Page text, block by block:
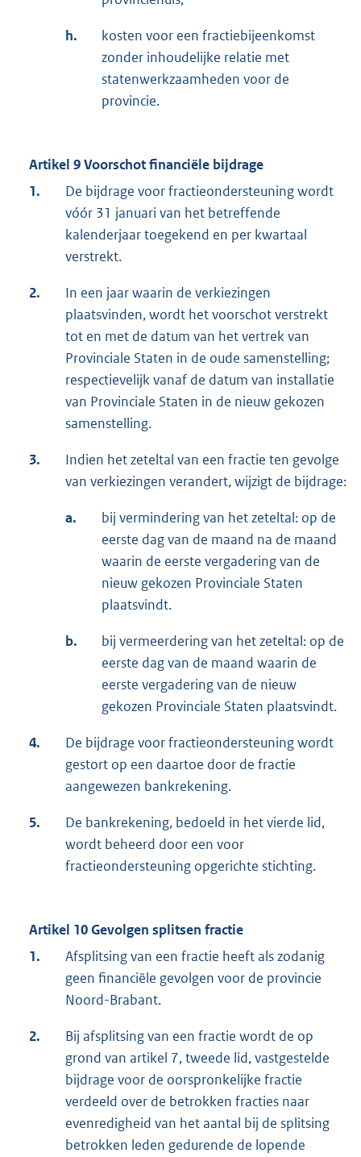
h.
kosten voor een fractiebijeenkomst
zonder inhoudelijke relatie met
statenwerkzaamheden voor de
provincie.
Artikel 9 Voorschot financiële bijdrage
1.
De bijdrage voor fractieondersteuning wordt
vóór 31 januari van het betreffende
kalenderjaar toegekend en per kwartaal
verstrekt.
2.
In een jaar waarin de verkiezingen
plaatsvinden, wordt het voorschot verstrekt
tot en met de datum van het vertrek van
Provinciale Staten in de oude samenstelling;
respectievelijk vanaf de datum van installatie
van Provinciale Staten in de nieuw gekozen
samenstelling.
3.
Indien het zeteltal van een fractie ten gevolge
van verkiezingen verandert, wijzigt de bijdrage:
a.
bij vermindering van het zeteltal: op de
eerste dag van de maand na de maand
waarin de eerste vergadering van de
nieuw gekozen Provinciale Staten
plaatsvindt.
b.
bij vermeerdering van het zeteltal: op de
eerste dag van de maand waarin de
eerste vergadering van de nieuw
gekozen Provinciale Staten plaatsvindt.
4.
De bijdrage voor fractieondersteuning wordt
gestort op een daartoe door de fractie
aangewezen bankrekening.
5.
De bankrekening, bedoeld in het vierde lid,
wordt beheerd door een voor
fractieondersteuning opgerichte stichting.
Artikel 10 Gevolgen splitsen fractie
1.
Afsplitsing van een fractie heeft als zodanig
geen financiële gevolgen voor de provincie
Noord-Brabant.
2.
Bij afsplitsing van een fractie wordt de op
grond van artikel 7, tweede lid, vastgestelde
bijdrage voor de oorspronkelijke fractie
verdeeld over de betrokken fracties naar
evenredigheid van het aantal bij de splitsing
betrokken leden gedurende de lopende